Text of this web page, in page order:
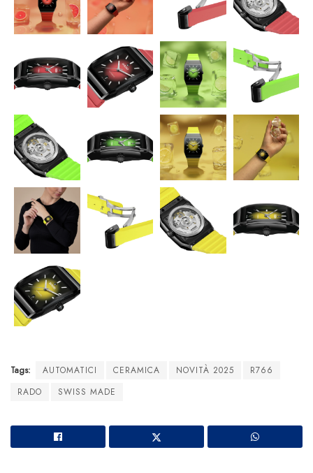
Tags: AUTOMATICI CERAMICA NOVITÀ 2025
R766
RADO
SWISS MADE